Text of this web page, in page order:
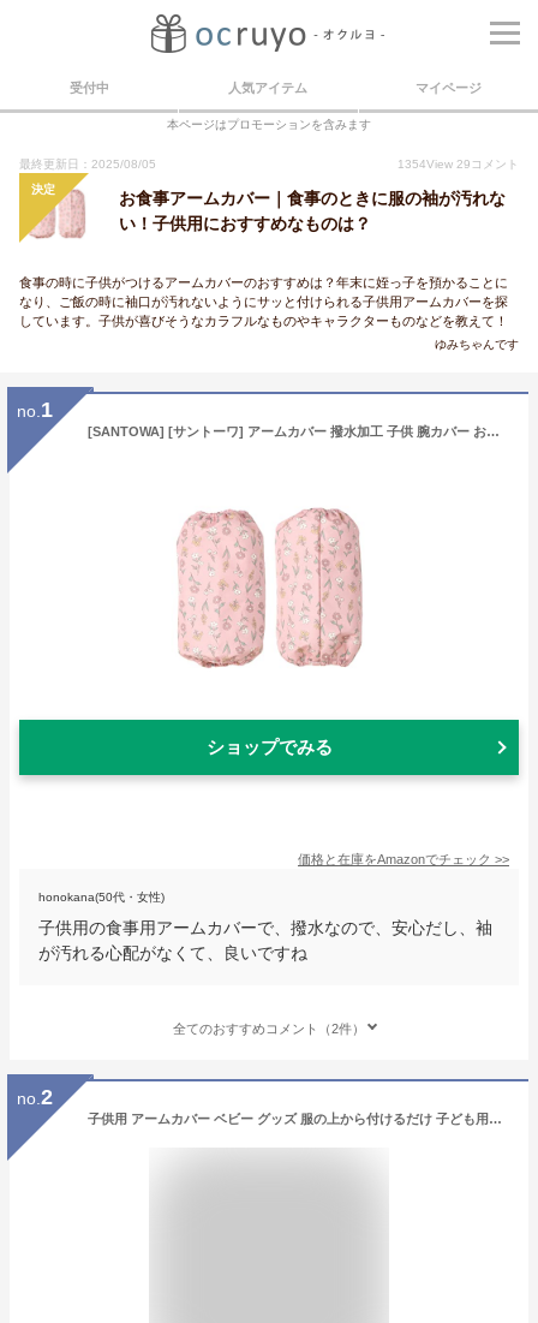
受付中 人気アイテム マイページ
本ページはプロモーションを含みます
最終更新日：2025/08/05 1354View 29 コメント
決定
お食事アームカバー｜食事のときに服の袖が汚れな
い！子供用におすすめなものは？
食事の時に子供がつけるアームカバーのおすすめは？年末に姪っ子を預かることに
なり、ご飯の時に袖口が汚れないようにサッと付けられる子供用アームカバーを探
しています。子供が喜びそうなカラフルなものやキャラクターものなどを教えて！
ゆみちゃんです
no. 1
[SANTOWA] [サントーワ] アームカバー 撥水加工 子供 腕カバー お砂場着 柄 幼稚園 保育園 エプロン キッズ 汚れ防止 はっ水 梅雨 恐竜 ユニコーン くま 花 遊び着 食事 工作 スモック サロペット フリーサイズ D：ウズランド/ピンク
ショップでみる
価格と在庫をAmazonでチェック >>
honokana(50代・女性)
子供用の食事用アームカバーで、撥水なので、安心だし、袖
が汚れる心配がなくて、良いですね
全てのおすすめコメント（2件）
no. 2
子供用 アームカバー ベビー グッズ 服の上から付けるだけ 子ども用お食事アームカバー スケーター ミッキーマウス メール便